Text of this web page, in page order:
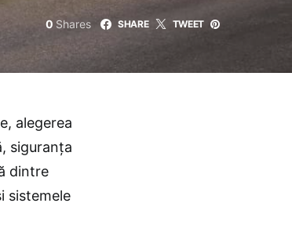
0 Shares SHARE TWEET
alegerea
siguranța
dintre
sistemele